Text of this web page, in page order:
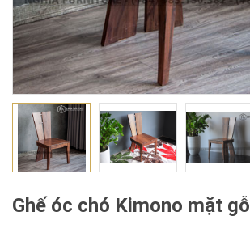
Ghế óc chó Kimono mặt gỗ